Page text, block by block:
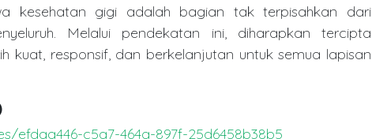
kesehatan gigi adalah bagian tak terpisahkan dari
Melalui pendekatan ini, diharapkan tercipta
kuat, responsif, dan berkelanjutan untuk semua lapisan
efdaa446-c5a7-464a-897f-25d6458b38b5